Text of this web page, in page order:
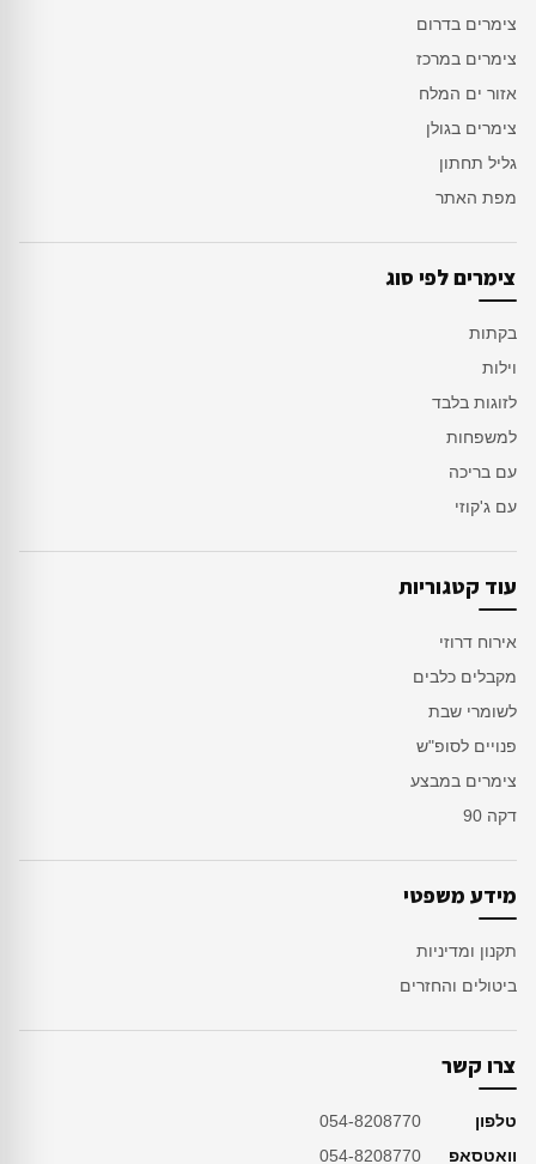
צימרים בדרום
צימרים במרכז
אזור ים המלח
צימרים בגולן
גליל תחתון
מפת האתר
צימרים לפי סוג
בקתות
וילות
לזוגות בלבד
למשפחות
עם בריכה
עם ג'קוזי
עוד קטגוריות
אירוח דרוזי
מקבלים כלבים
לשומרי שבת
פנויים לסופ"ש
צימרים במבצע
דקה 90
מידע משפטי
תקנון ומדיניות
ביטולים והחזרים
צרו קשר
טלפון
054-8208770
וואטסאפ
054-8208770